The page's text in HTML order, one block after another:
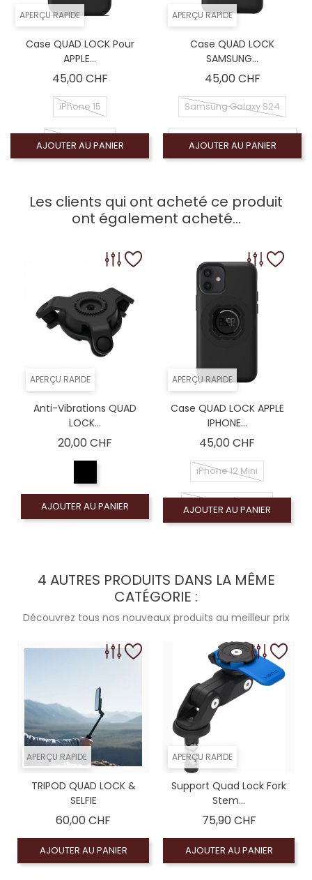
APERÇU RAPIDE
Case QUAD LOCK Pour
APPLE...
45,00 CHFPrix
iPhone 15
iPhone 15 Pro
iPhone 15 Pro Max
AJOUTER AU PANIER
APERÇU RAPIDE
Case QUAD LOCK
SAMSUNG...
45,00 CHFPrix
Samsung Galaxy S24
Samsung Galaxy S24 Plus
AJOUTER AU PANIER
Les clients qui ont acheté ce produit
ont également acheté...
APERÇU RAPIDE
Anti-Vibrations QUAD
LOCK...
20,00 CHF
AJOUTER AU PANIER
APERÇU RAPIDE
Case QUAD LOCK APPLE
IPHONE...
45,00 CHF
iPhone 12 Mini
iPhone 12 / 12 PRO
iPhone 13 Mini
iPhone 12 PRO MAX
AJOUTER AU PANIER
4 AUTRES PRODUITS DANS LA MÊME
CATÉGORIE :
Découvrez tous nos nouveaux produits au meilleur prix
APERÇU RAPIDE
TRIPOD QUAD LOCK &
SELFIE
60,00 CHF
AJOUTER AU PANIER
APERÇU RAPIDE
Support Quad Lock Fork
Stem...
75,90 CHFPrix
AJOUTER AU PANIER